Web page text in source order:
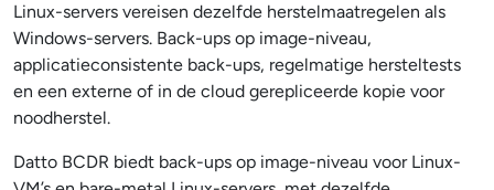
Linux-servers vereisen dezelfde herstelmaatregelen als
Windows-servers. Back-ups op image-niveau,
applicatieconsistente back-ups, regelmatige hersteltests
en een externe of in de cloud gerepliceerde kopie voor
noodherstel.
Datto BCDR biedt back-ups op image-niveau voor Linux-